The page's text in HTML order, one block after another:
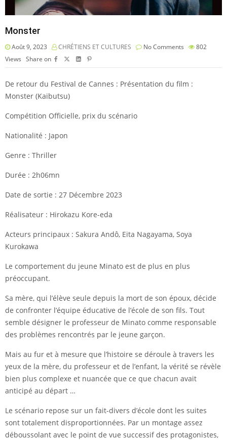
Monster
Août 9, 2023 CHRÉTIENS ET CULTURES No Comments
802
Views Share on
De retour du Festival de Cannes : Présentation du film :
Monster (Kaibutsu)
Compétition Officielle, prix du scénario
Nationalité : Japon
Genre : Thriller
Durée : 2h06mn
Date de sortie : 27 Décembre 2023
Réalisateur : Hirokazu Kore-eda
Acteurs principaux : Sakura Andô, Eita Nagayama, Soya
Kurokawa
Le comportement du jeune Minato est de plus en plus
préoccupant.
Sa mère, qui l’élève seule depuis la mort de son époux, décide
de confronter l’équipe éducative de l’école de son fils. Tout
semble désigner le professeur de Minato comme responsable
des problèmes rencontrés par le jeune garçon.
Mais au fur et à mesure que l’histoire se déroule à travers les
yeux de la mère, du professeur et de l’enfant, la vérité se révèle
bien plus complexe et nuancée que ce que chacun avait
anticipé au départ …
Le scénario repose sur un fait-divers d’école dont les suites
sont totalement disproportionnées. Par un montage assez
déboussolant avec le point de vue successif des protagonistes,